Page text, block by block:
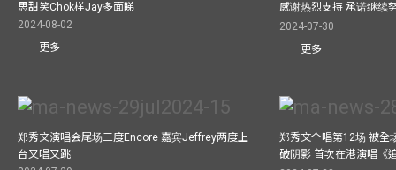
思甜笑Chok样Jay多面睇
2024-08-02
更多
感谢热烈支持 承诺继续
2024-07-30
更多
郑秀文演唱会尾场三度Encore 嘉宾Jeffrey两度上
台又唱又跳
郑秀文个唱第12场 被全
破阴影 首次在港演唱《